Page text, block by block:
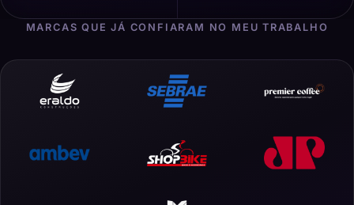
MARCAS QUE JÁ CONFIARAM NO MEU TRABALHO